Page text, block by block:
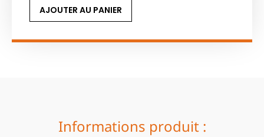
AJOUTER AU PANIER
Informations produit :